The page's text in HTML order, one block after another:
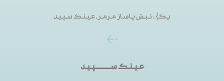
یک}، نبش پاساز مرمر.عینک سپید
عینک ســـــــــپید